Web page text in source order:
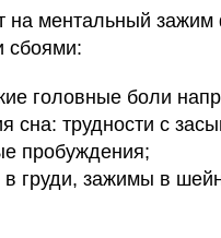
на ментальный
сбоями:
головные боли
сна: трудности с
пробуждения;
груди, зажимы в